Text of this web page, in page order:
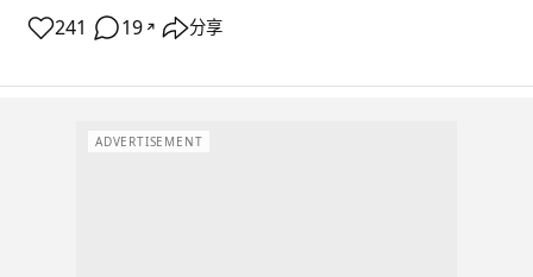
241 19 ↗ 分享
ADVERTISEMENT